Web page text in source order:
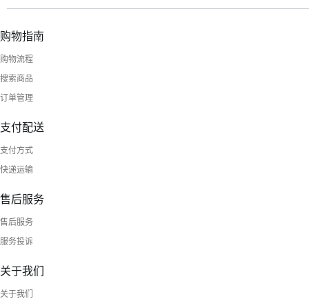
购物指南
购物流程
搜索商品
订单管理
支付配送
支付方式
快递运输
售后服务
售后服务
服务投诉
关于我们
关于我们